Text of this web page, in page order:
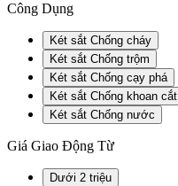
Công Dụng
Két sắt Chống cháy
Két sắt Chống trộm
Két sắt Chống cạy phá
Két sắt Chống khoan cắt
Két sắt Chống nước
Giá Giao Động Từ
Dưới 2 triệu